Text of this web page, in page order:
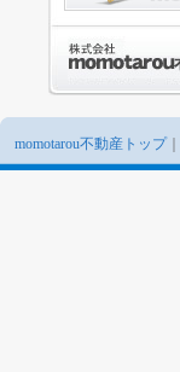
momotarou不動産トップ｜